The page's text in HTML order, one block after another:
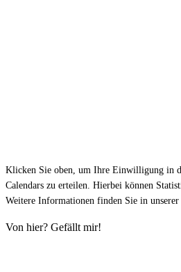
Klicken Sie oben, um Ihre Einwilligung in
Calendars zu erteilen. Hierbei können
Weitere Informationen finden Sie in unserer
Von hier? Gefällt mir!